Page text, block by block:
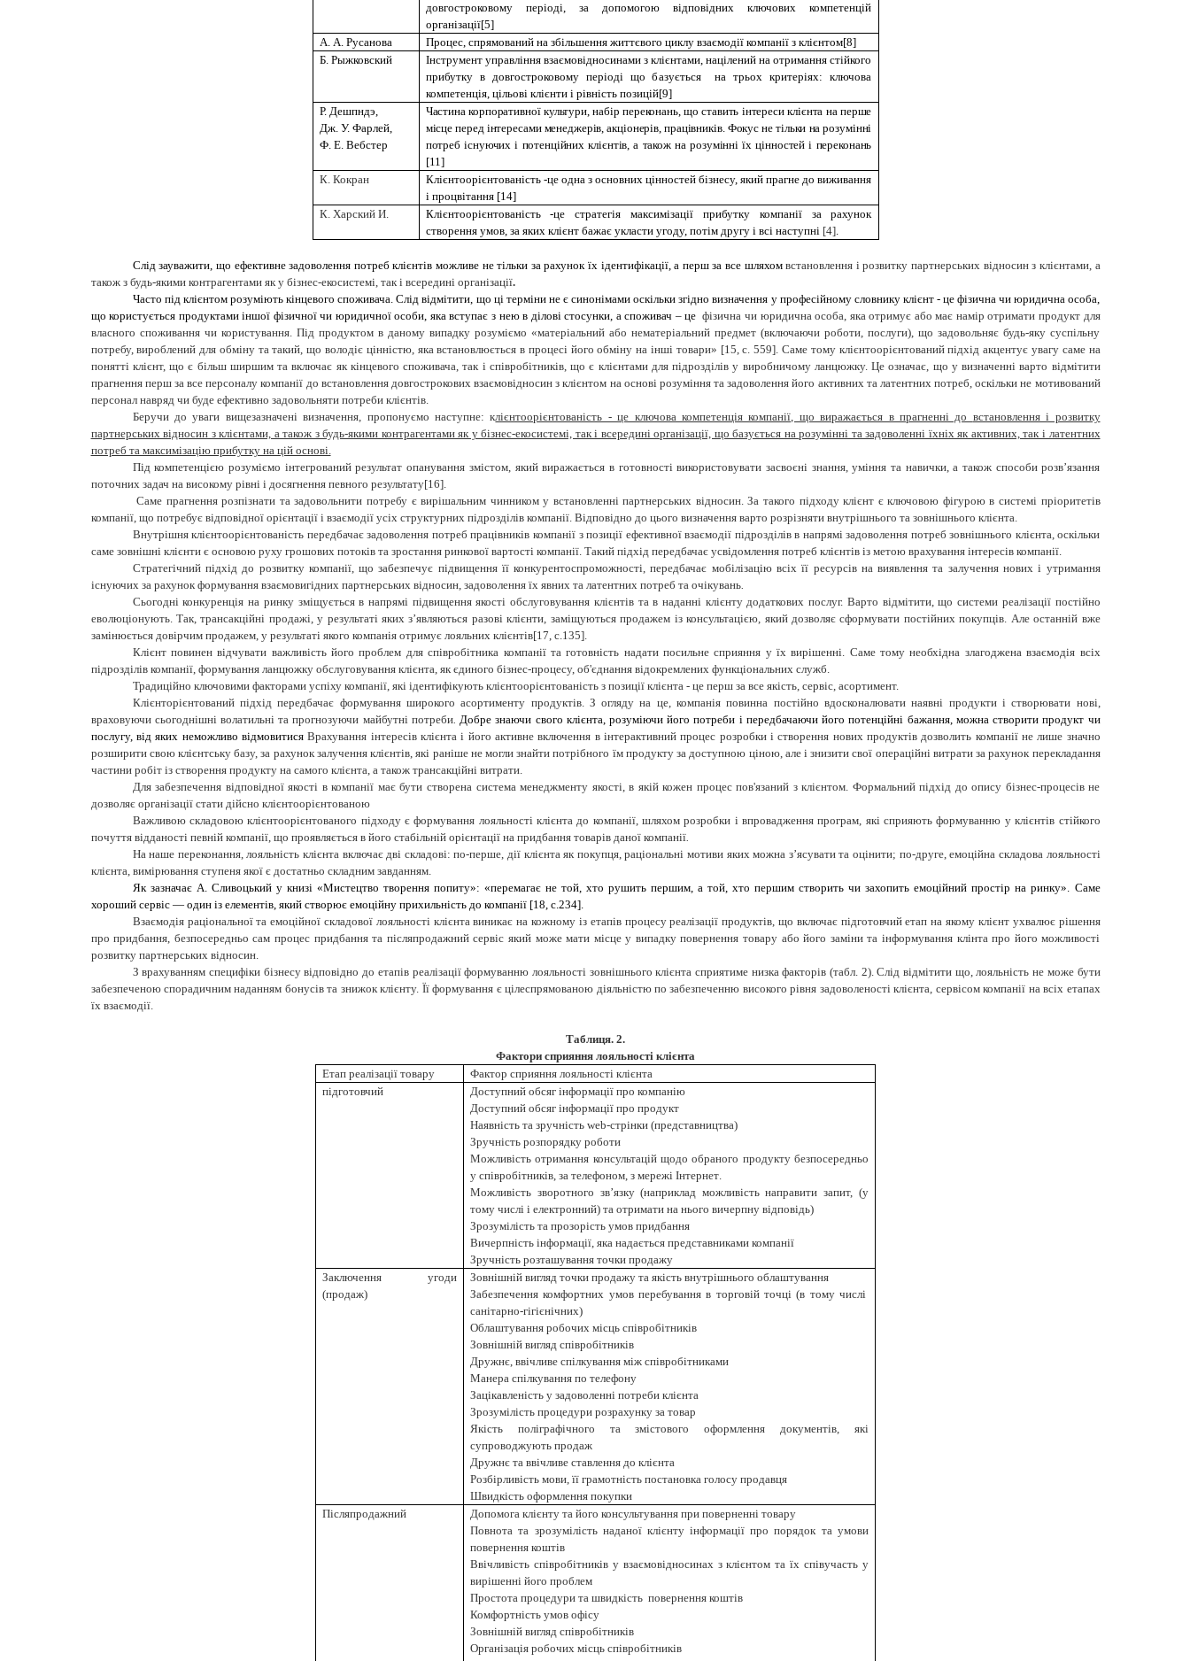
довгостроковому періоді, за допомогою відповідних ключових компетенцій
організації[5]
А. А. Русанова
Процес, спрямований на збільшення життєвого циклу взаємодії компанії з клієнтом[8]
Б. Рыжковский
Інструмент управління взаємовідносинами з клієнтами, націлений на отримання стійкого
прибутку в довгостроковому періоді що базується на трьох критеріях: ключова
компетенція, цільові клієнти і рівність позицій[9]
Р. Дешпндэ,
Дж. У. Фарлей,
Ф. Е. Вебстер
Частина корпоративної культури, набір переконань, що ставить інтереси клієнта на перше
місце перед інтересами менеджерів, акціонерів, працівників. Фокус не тільки на розумінні
потреб існуючих і потенційних клієнтів, а також на розумінні їх цінностей і переконань
[11]
К. Кокран
Клієнтоорієнтованість -це одна з основних цінностей бізнесу, який прагне до виживання
і процвітання [14]
К. Харский И.
Клієнтоорієнтованість -це стратегія максимізації прибутку компанії за рахунок
створення умов, за яких клієнт бажає укласти угоду, потім другу і всі наступні [4].
Слід зауважити, що ефективне задоволення потреб клієнтів можливе не тільки за рахунок їх ідентифікації, а перш за все шляхомвстановлення і розвитку партнерських відносин з клієнтами, а
також з будь-якими контрагентами як у бізнес-екосистемі, так і всередині організації.
Часто під клієнтом розуміють кінцевого споживача. Слід відмітити, що ці терміни не є синонімами оскільки згідно визначення у професійному словнику клієнт - це фізична чи юридична особа,
що користується продуктами іншої фізичної чи юридичної особи, яка вступає з нею в ділові стосунки, а споживач – це фізична чи юридична особа, яка отримує або має намір отримати продукт для
власного споживання чи користування. Під продуктом в даному випадку розуміємо «матеріальний або нематеріальний предмет (включаючи роботи, послуги), що задовольняє будь-яку суспільну
потребу, вироблений для обміну та такий, що володіє цінністю, яка встановлюється в процесі його обміну на інші товари» [15,c. 559].Саме тому клієнтоорієнтований підхід акцентує увагу саме на
понятті клієнт, що є більш ширшим та включає як кінцевого споживача, так і співробітників, що є клієнтами для підрозділів у виробничому ланцюжку. Це означає, що у визначенні варто відмітити
прагнення перш за все персоналу компанії до встановлення довгострокових взаємовідносин з клієнтом на основі розуміння та задоволення його активних та латентних потреб, оскільки не мотивований
персонал навряд чи буде ефективно задовольняти потреби клієнтів.
Беручи до уваги вищезазначені визначення, пропонуємо наступне: клієнтоорієнтованість - це ключова компетенція компанії, що виражається в прагненні до встановлення і розвитку
партнерських відносин з клієнтами, а також з будь-якими контрагентами як у бізнес-екосистемі, так і всередині організації, що базується нарозумінні та задоволенні їхніх як активних, так і латентних
потреб та максимізацію прибутку на цій основі.
Під компетенцією розуміємо інтегрований результат опанування змістом, який виражається в готовності використовувати засвоєні знання, уміння та навички, а також способи розв’язання
поточних задач на високому рівні і досягнення певного результату[16].
Саме прагнення розпізнати та задовольнити потребу є вирішальним чинником у встановленні партнерських відносин. За такого підходу клієнт є ключовою фігурою в системі пріоритетів
компанії, що потребує відповідної орієнтації і взаємодії усіх структурних підрозділів компанії. Відповідно до цього визначення варто розрізняти внутрішнього та зовнішнього клієнта.
Внутрішня клієнтоорієнтованість передбачає задоволення потреб працівників компанії з позиції ефективної взаємодії підрозділів в напрямі задоволення потреб зовнішнього клієнта, оскільки
саме зовнішні клієнти є основою руху грошових потоків та зростання ринкової вартості компанії. Такий підхід передбачає усвідомлення потреб клієнтів із метою врахування інтересів компанії.
Стратегічний підхід до розвитку компанії, що забезпечує підвищення її конкурентоспроможності, передбачає мобілізацію всіх її ресурсів на виявлення та залучення нових і утримання
існуючих за рахунок формування взаємовигідних партнерських відносин, задоволення їх явних та латентних потреб та очікувань.
Сьогодні конкуренція на ринку зміщується в напрямі підвищення якості обслуговування клієнтів та в наданні клієнту додаткових послуг. Варто відмітити, що системи реалізації постійно
еволюціонують. Так, трансакційні продажі, у результаті яких з’являються разові клієнти, заміщуються продажем із консультацією, який дозволяє сформувати постійних покупців. Але останній вже
замінюється довірчим продажем, у результаті якого компанія отримує лояльних клієнтів[17, с.135].
Клієнтповинен відчувати важливість його проблем для співробітника компанії та готовність надати посильне сприяння у їх вирішенні. Саме тому необхідна злагоджена взаємодія всіх
підрозділів компанії, формування ланцюжку обслуговування клієнта, як єдиного бізнес-процесу, об'єднання відокремлених функціональних служб.
Традиційно ключовими факторами успіху компанії, які ідентифікують клієнтоорієнтованість з позиції клієнта - це перш за все якість, сервіс, асортимент.
Клієнторієнтований підхід передбачає формування широкого асортименту продуктів. З огляду на це, компанія повинна постійно вдосконалювати наявні продукти і створювати нові,
враховуючи сьогоднішні волатильніта прогнозуючи майбутні потреби. Добрезнаючи свого клієнта, розуміючи його потреби і передбачаючи його потенційні бажання, можна створити продукт чи
послугу, від яких неможливо відмовитися Врахування інтересів клієнтаі його активне включення в інтерактивний процес розробки і створення нових продуктів дозволить компанії не лише значно
розширити свою клієнтську базу, за рахунок залучення клієнтів, які раніше не могли знайти потрібного їм продукту за доступною ціною, але і знизити свої операційні витрати за рахунок перекладання
частини робіт із створення продукту на самого клієнта, а також трансакційні витрати.
Для забезпечення відповідної якості в компанії має бути створена система менеджменту якості, в якій кожен процес пов'язаний з клієнтом. Формальний підхід до опису бізнес-процесів не
дозволяє організації стати дійсно клієнтоорієнтованою
Важливою складовою клієнтоорієнтованого підходу є формування лояльності клієнта до компанії, шляхом розробки і впровадження програм, які сприяють формуванню у клієнтів стійкого
почуття відданості певній компанії, що проявляється в його стабільній орієнтації на придбання товарів даної компанії.
На наше переконання, лояльність клієнта включає дві складові: по-перше, дії клієнта як покупця, раціональні мотиви яких можна з’ясувати та оцінити; по-друге, емоційна складова лояльності
клієнта, вимірювання ступеня якої є достатньо складним завданням.
Як зазначає А.Сливоцький у книзі «Мистецтво творення попиту»: «перемагає не той, хто рушить першим, а той, хто першим створить чи захопить емоційний простір на ринку». Саме
хороший сервіс — один із елементів, який створює емоційну прихильність до компанії [18, с.234].
Взаємодія раціональної та емоційної складової лояльності клієнта виникає на кожному із етапів процесу реалізації продуктів, що включає підготовчий етап на якому клієнт ухвалює рішення
про придбання, безпосередньо сам процес придбання та післяпродажний сервіс який може мати місце у випадку повернення товару або його заміни та інформування клінта про його можливості
розвитку партнерських відносин.
З врахуванням специфіки бізнесу відповідно до етапів реалізації формуванню лояльності зовнішнього клієнта сприятиме низка факторів (табл. 2). Слід відмітити що, лояльність не може бути
забезпеченою спорадичним наданням бонусів та знижок клієнту. Її формування є цілеспрямованою діяльністю по забезпеченню високого рівня задоволеності клієнта, сервісом компанії на всіх етапах
їх взаємодії.
Таблиця. 2.
Фактори сприяння лояльності клієнта
Етап реалізації товару
Фактор сприяння лояльності клієнта
підготовчий
Доступний обсяг інформації прокомпанію
Доступний обсяг інформації про продукт
Наявність та зручність web-стрінки (представництва)
Зручність розпорядку роботи
Можливість отримання консультацій щодо обраного продукту безпосередньо
у співробітників, за телефоном, з мережі Інтернет.
Можливість зворотного зв’язку (наприклад можливість направити запит, (у
тому числі і електронний) та отримати на нього вичерпну відповідь)
Зрозумілість та прозорість умовпридбання
Вичерпність інформації, яка надається представникамикомпанії
Зручність розташування точки продажу
Заключення угоди
(продаж)
Зовнішній вигляд точки продажу та якість внутрішнього облаштування
Забезпечення комфортних умов перебування в торговій точці (в тому числі
санітарно-гігієнічних)
Облаштування робочих місць співробітників
Зовнішній вигляд співробітників
Дружнє, ввічливеспілкування між співробітниками
Манера спілкування по телефону
Зацікавленість у задоволенні потреби клієнта
Зрозумілість процедури розрахунку за товар
Якість поліграфічного та змістового оформлення документів, які
супроводжуютьпродаж
Дружнє та ввічливе ставлення до клієнта
Розбірливість мови, її грамотність постановка голосу продавця
Швидкість оформленняпокупки
Післяпродажний
Допомога клієнту та його консультування приповерненні товару
Повнота та зрозумілість наданої клієнту інформації про порядок та умови
повернення коштів
Ввічливість співробітників у взаємовідносинах з клієнтом та їх співучасть у
вирішенні його проблем
Простота процедури та швидкість повернення коштів
Комфортність умов офісу
Зовнішній вигляд співробітників
Організація робочих місць співробітників